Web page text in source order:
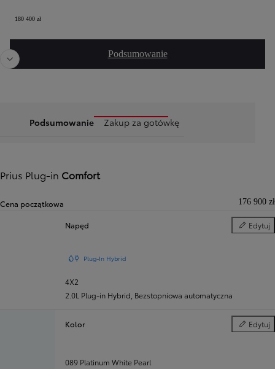
180 400 zł
Podsumowanie
Twoja konfiguracja
Poprzedni
Podsumowanie Zakup za gotówkę
Prius Plug-in Comfort
Cena początkowa 176 900 zł
Napęd Edytuj
Napęd
Plug-In Hybrid
4X2
2.0L Plug-in Hybrid Bezstopniowa automatyczna
Kolor Edytuj
Kolor
089 Platinum White Pearl